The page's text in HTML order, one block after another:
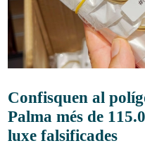
Confisquen al
Palma més de
luxe falsificades